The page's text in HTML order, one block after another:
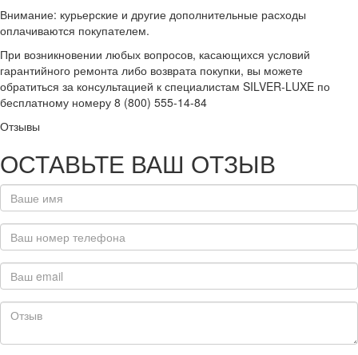
Внимание: курьерские и другие дополнительные расходы
оплачиваются покупателем.
При возникновении любых вопросов, касающихся условий
гарантийного ремонта либо возврата покупки, вы можете
обратиться за консультацией к специалистам SILVER-LUXE по
бесплатному номеру 8 (800) 555-14-84
Отзывы
ОСТАВЬТЕ ВАШ ОТЗЫВ